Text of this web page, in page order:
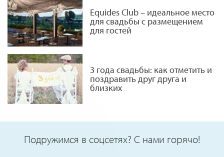
Equides Club – идеальное место
для свадьбы с размещением
для гостей
3 года свадьбы: как отметить и
поздравить друг друга и
близких
Подружимся в соцсетях? С нами горячо!